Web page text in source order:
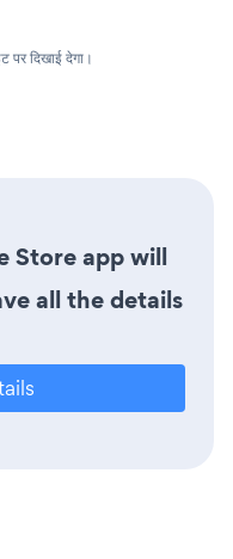
दिखाई देगा।
Store app will
all the details